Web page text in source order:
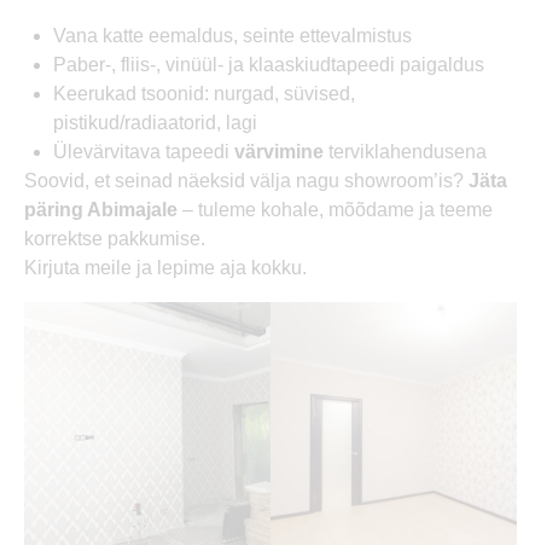
Vana katte eemaldus, seinte ettevalmistus
Paber-, fliis-, vinüül- ja klaaskiudtapeedi paigaldus
Keerukad tsoonid: nurgad, süvised,
pistikud/radiaatorid, lagi
Ülevärvitava tapeedi värvimine terviklahendusena
Soovid, et seinad näeksid välja nagu showroom’is? Jäta
päring Abimajale – tuleme kohale, mõõdame ja teeme
korrektse pakkumise.
Kirjuta meile ja lepime aja kokku.